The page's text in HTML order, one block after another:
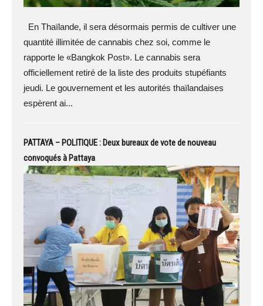
En Thaïlande, il sera désormais permis de cultiver une
quantité illimitée de cannabis chez soi, comme le
rapporte le «Bangkok Post». Le cannabis sera
officiellement retiré de la liste des produits stupéfiants
jeudi. Le gouvernement et les autorités thaïlandaises
espèrent ai...
PATTAYA – POLITIQUE : Deux bureaux de vote de nouveau
convoqués à Pattaya